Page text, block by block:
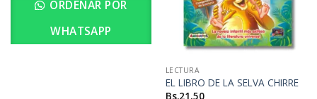
ORDENAR POR
WHATSAPP
LECTURA
EL LIBRO DE LA SELVA CHIRRE
Bs.21,50